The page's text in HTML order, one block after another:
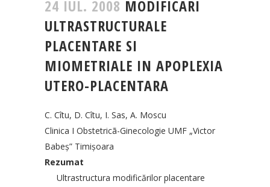
24 IUL. 2008 MODIFICARI
ULTRASTRUCTURALE
PLACENTARE SI
MIOMETRIALE IN APOPLEXIA
UTERO-PLACENTARA
C. Cîtu, D. Cîtu, I. Sas, A. Moscu
Clinica I Obstetricã-Ginecologie UMF „Victor
Babeş” Timişoara
Rezumat
Ultrastructura modificărilor placentare